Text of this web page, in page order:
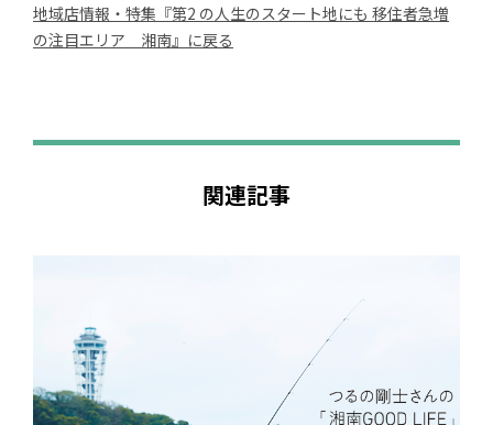
地域店情報・特集『第2 の人生のスタート地にも 移住者急増
の注目エリア 湘南』に戻る
関連記事